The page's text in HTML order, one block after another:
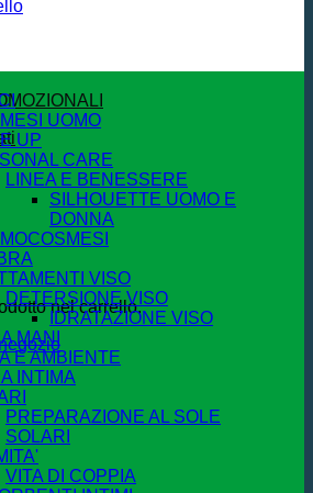
nel carrello.
UOMO
UP
CARE
LINEA E BENESSERE
SILHOUETTE UOMO E
DONNA
VISO
DETERSIONE VISO
IDRATAZIONE VISO
MANI
E AMBIENTE
INTIMA
PREPARAZIONE AL SOLE
SOLARI
VITA DI COPPIA